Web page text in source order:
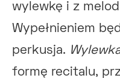
wylewkę i z
Wypełnieniem
perkusja.
formę recitalu,